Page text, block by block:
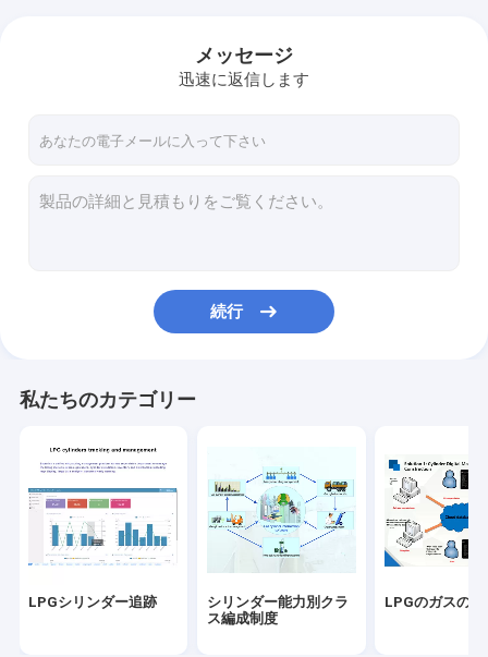
LPGのガス ポンプの充填機
シリンダー満ちるスケール
LPGタンク レベル ゲージ
熱気のシーリング機械
LPGのガソリンスタンド
メッセージ
迅速に返信します
続行
私たちのカテゴリー
LPGシリンダー追跡
シリンダー能力別クラ
ス編成制度
LPGのガスの追